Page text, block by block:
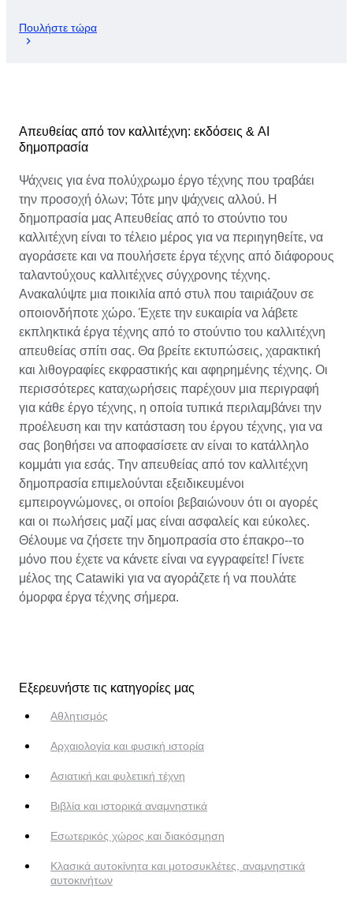
Πουλήστε τώρα
Απευθείας από τον καλλιτέχνη: εκδόσεις & AI
δημοπρασία
Ψάχνεις για ένα πολύχρωμο έργο τέχνης που τραβάει
την προσοχή όλων; Τότε μην ψάχνεις αλλού. Η
δημοπρασία μας Απευθείας από το στούντιο του
καλλιτέχνη είναι το τέλειο μέρος για να περιηγηθείτε, να
αγοράσετε και να πουλήσετε έργα τέχνης από διάφορους
ταλαντούχους καλλιτέχνες σύγχρονης τέχνης.
Ανακαλύψτε μια ποικιλία από στυλ που ταιριάζουν σε
οποιονδήποτε χώρο. Έχετε την ευκαιρία να λάβετε
εκπληκτικά έργα τέχνης από το στούντιο του καλλιτέχνη
απευθείας σπίτι σας. Θα βρείτε εκτυπώσεις, χαρακτική
και λιθογραφίες εκφραστικής και αφηρημένης τέχνης. Οι
περισσότερες καταχωρήσεις παρέχουν μια περιγραφή
για κάθε έργο τέχνης, η οποία τυπικά περιλαμβάνει την
προέλευση και την κατάσταση του έργου τέχνης, για να
σας βοηθήσει να αποφασίσετε αν είναι το κατάλληλο
κομμάτι για εσάς. Την απευθείας από τον καλλιτέχνη
δημοπρασία επιμελούνται εξειδικευμένοι
εμπειρογνώμονες, οι οποίοι βεβαιώνουν ότι οι αγορές
και οι πωλήσεις μαζί μας είναι ασφαλείς και εύκολες.
Θέλουμε να ζήσετε την δημοπρασία στο έπακρο--το
μόνο που έχετε να κάνετε είναι να εγγραφείτε! Γίνετε
μέλος της Catawiki για να αγοράζετε ή να πουλάτε
όμορφα έργα τέχνης σήμερα.
Εξερευνήστε τις κατηγορίες μας
Αθλητισμός
Αρχαιολογία και φυσική ιστορία
Ασιατική και φυλετική τέχνη
Βιβλία και ιστορικά αναμνηστικά
Εσωτερικός χώρος και διακόσμηση
Κλασικά αυτοκίνητα και μοτοσυκλέτες, αναμνηστικά
αυτοκινήτων